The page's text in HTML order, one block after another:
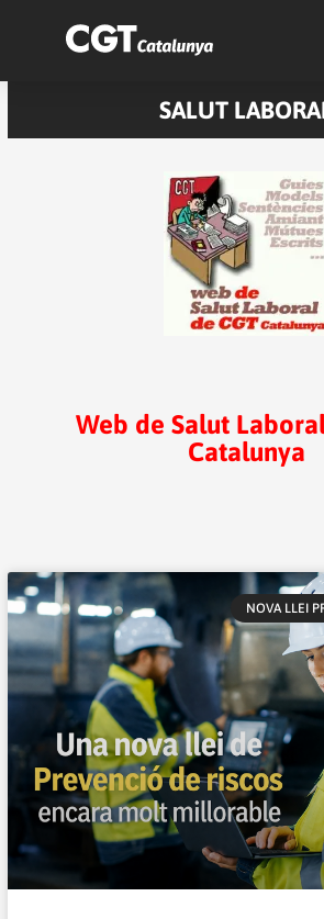
SALUT
Web de Salut
Catalunya
NOVA LLEI